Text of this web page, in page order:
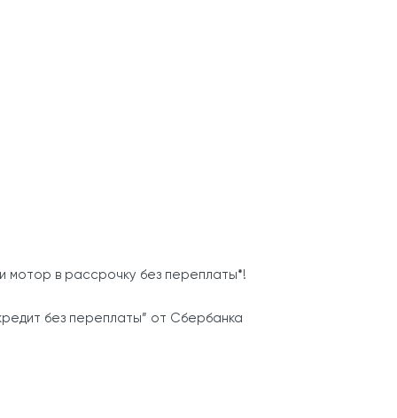
мотор в рассрочку без переплаты*!
без переплаты” от Сбербанка